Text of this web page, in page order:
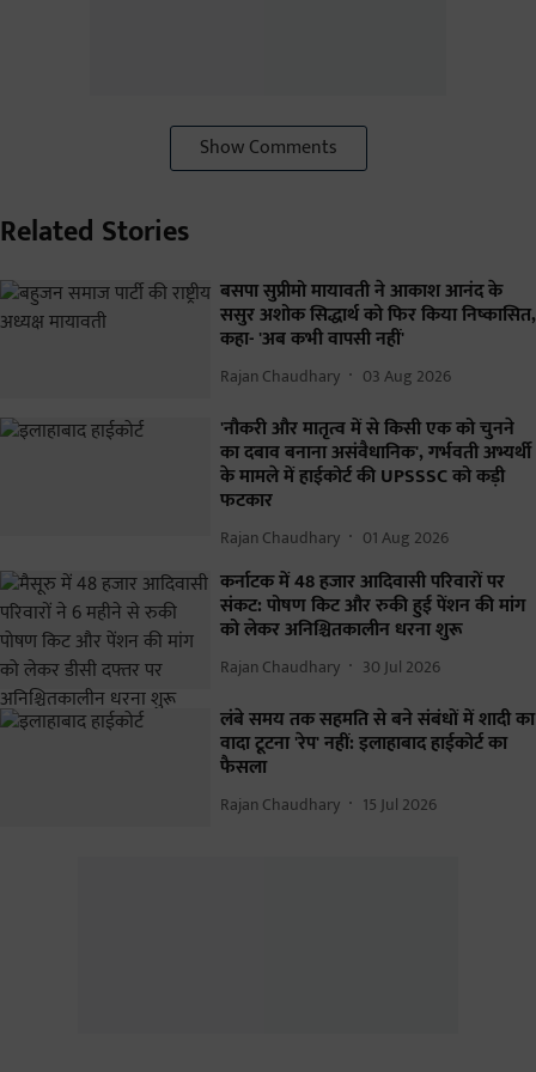
Show Comments
Related Stories
बसपा सुप्रीमो मायावती ने आकाश आनंद के
ससुर अशोक सिद्धार्थ को फिर किया निष्कासित,
कहा- 'अब कभी वापसी नहीं'
Rajan Chaudhary 03 Aug 2026
'नौकरी और मातृत्व में से किसी एक को चुनने
का दबाव बनाना असंवैधानिक', गर्भवती अभ्यर्थी
के मामले में हाईकोर्ट की UPSSSC को कड़ी
फटकार
Rajan Chaudhary 01 Aug 2026
कर्नाटक में 48 हजार आदिवासी परिवारों पर
संकट: पोषण किट और रुकी हुई पेंशन की मांग
को लेकर अनिश्चितकालीन धरना शुरू
Rajan Chaudhary 30 Jul 2026
लंबे समय तक सहमति से बने संबंधों में शादी का
वादा टूटना 'रेप' नहीं: इलाहाबाद हाईकोर्ट का
फैसला
Rajan Chaudhary 15 Jul 2026